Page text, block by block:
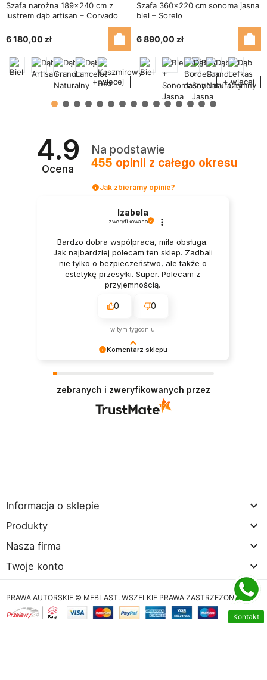
Szafa narożna 189x240 cm z
lustrem dąb artisan – Corvado
6 180,00 zł
+ więcej
Szafa 360x220 cm sonoma jasna
biel – Sorelo
6 890,00 zł
+ więcej
4.9
Ocena
Na podstawie
455 opinii z całego okresu
Jak zbieramy opinie?
Komentarz sklepu
że jesteśmy na właściwym torze :) Z
pozdrowieniami, obsługa sklepu.
Izabela
zweryfikowano
Bardzo dobra współpraca, miła obsługa.
Jak najbardziej polecam ten sklep. Zadbali
nie tylko o bezpieczeństwo, ale także o
estetykę przesyłki. Super. Polecam z
przyjemnością.
0 0
w tym tygodniu
zebranych i zweryfikowanych przez
Informacja o sklepie 
Produkty 
Nasza firma 
Twoje konto 
Kontakt
PRAWA AUTORSKIE © MEBLAST. WSZELKIE PRAWA ZASTRZEŻONE